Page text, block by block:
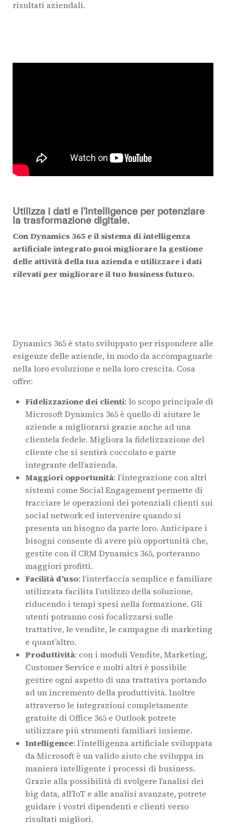
risultati aziendali.
Utilizza i dati e l’intelligence per potenziare
la trasformazione digitale.
Con Dynamics 365 e il sistema di intelligenza
artificiale integrato puoi migliorare la gestione
delle attività della tua azienda e utilizzare i dati
rilevati per migliorare il tuo business futuro.
Dynamics 365 è stato sviluppato per rispondere alle
esigenze delle aziende, in modo da accompagnarle
nella loro evoluzione e nella loro crescita. Cosa
offre:
Fidelizzazione dei clienti: lo scopo principale di
Microsoft Dynamics 365 è quello di aiutare le
aziende a migliorarsi grazie anche ad una
clientela fedele. Migliora la fidelizzazione del
cliente che si sentirà coccolato e parte
integrante dell’azienda.
Maggiori opportunità: l’integrazione con altri
sistemi come Social Engagement permette di
tracciare le operazioni dei potenziali clienti sui
social network ed intervenire quando si
presenta un bisogno da parte loro. Anticipare i
bisogni consente di avere più opportunità che,
gestite con il CRM Dynamics 365, porteranno
maggiori profitti.
Facilità d’uso: l’interfaccia semplice e familiare
utilizzata facilita l’utilizzo della soluzione,
riducendo i tempi spesi nella formazione. Gli
utenti potranno così focalizzarsi sulle
trattative, le vendite, le campagne di marketing
e quant’altro.
Produttività: con i moduli Vendite, Marketing,
Customer Service e molti altri è possibile
gestire ogni aspetto di una trattativa portando
ad un incremento della produttività. Inoltre
attraverso le integrazioni completamente
gratuite di Office 365 e Outlook potrete
utilizzare più strumenti familiari insieme.
Intelligence: l’intelligenza artificiale sviluppata
da Microsoft è un valido aiuto che sviluppa in
maniera intelligente i processi di business.
Grazie alla possibilità di svolgere l’analisi dei
big data, all’IoT e alle analisi avanzate, potrete
guidare i vostri dipendenti e clienti verso
risultati migliori.